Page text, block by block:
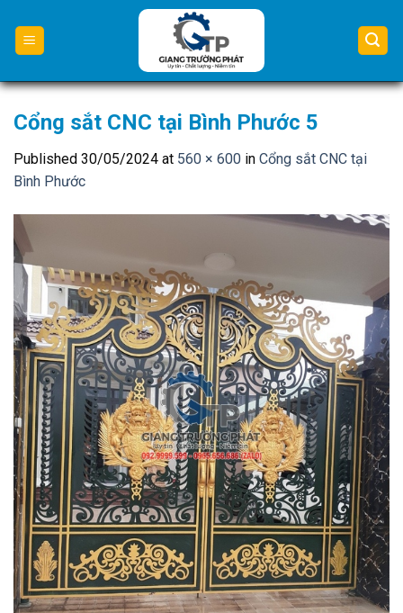
content
Cổng sắt CNC tại Bình Phước 5
Published 30/05/2024 at 560 × 600 in Cổng sắt CNC tại
Bình Phước